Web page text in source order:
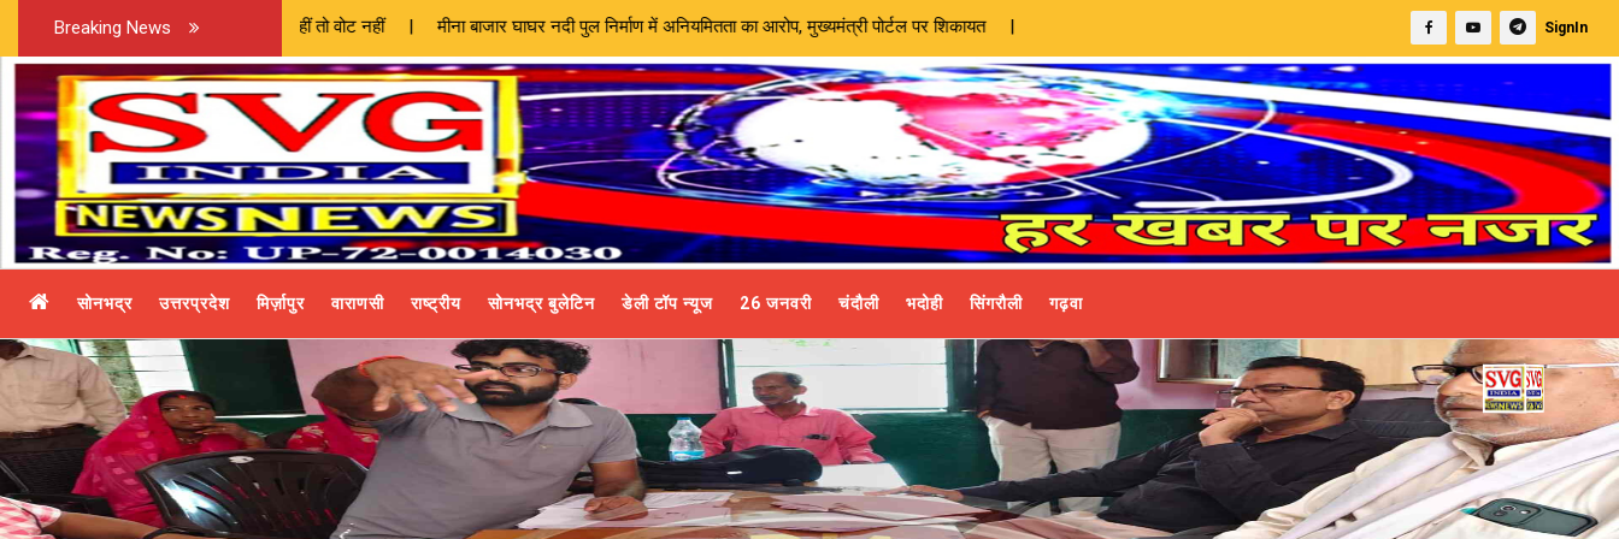
Breaking News
प्रदर्शन, बोले- रोड नहीं तो वोट नहीं | मीना बाजार घाघर नदी पुल निर्माण में अनियमितता का आरोप, मुख्यमंत्री पोर्टल पर शिकायत | SignIn
सोनभद्र उत्तरप्रदेश मिर्ज़ापुर वाराणसी राष्ट्रीय सोनभद्र बुलेटिन डेली टॉप न्यूज 26 जनवरी चंदौली भदोही सिंगरौली गढ़वा